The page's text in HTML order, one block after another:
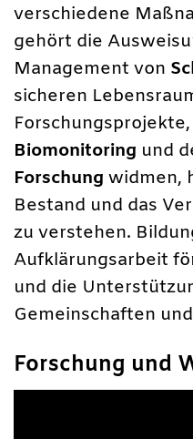
verschiedene
gehört die
Management von
sicheren
Biomonitoring und
Forschung widmen,
Bestand und das
zu verstehen.
Aufklärungsarbeit
und die
Gemeinschaften
Forschung und